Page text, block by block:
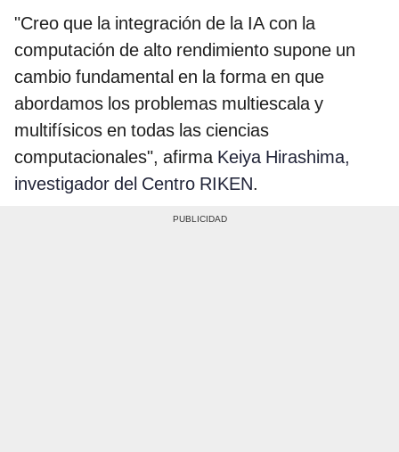
"Creo que la integración de la IA con la
computación de alto rendimiento supone un
cambio fundamental en la forma en que
abordamos los problemas multiescala y
multifísicos en todas las ciencias
computacionales", afirma Keiya Hirashima,
investigador del Centro RIKEN.